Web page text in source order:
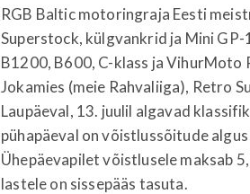
RGB Baltic motoringraja Eesti
Superstock, külgvankrid ja Mini
B1200, B600, C-klass ja VihurMoto
Jokamies (meie Rahvaliiga), Retro
Laupäeval, 13. juulil algavad
pühapäeval on võistlussõitude
Ühepäevapilet võistlusele maksab
lastele on sissepääs tasuta.